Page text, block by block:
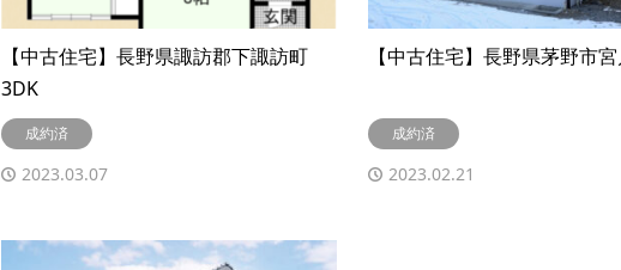
【中古住宅】長野県諏訪郡下諏訪町
3DK
成約済
2023.03.07
【中古住宅】長野県茅野市
成約済
2023.02.21